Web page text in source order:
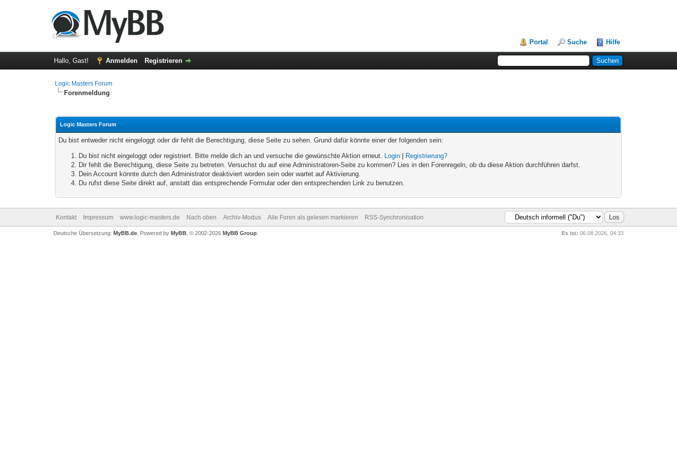
Portal Suche Hilfe
Hallo, Gast! Anmelden Registrieren
Logic Masters Forum
Forenmeldung
Logic Masters Forum
Du bist entweder nicht eingeloggt oder dir fehlt die Berechtigung, diese Seite zu sehen. Grund dafür könnte einer der folgenden sein:
Du bist nicht eingeloggt oder registriert. Bitte melde dich an und versuche die gewünschte Aktion erneut. Login
Registrierung?
Dir fehlt die Berechtigung, diese Seite zu betreten. Versuchst du auf eine Administratoren-Seite zu kommen? Lies in den Forenregeln, ob du diese Aktion durchführen darfst.
Dein Account könnte durch den Administrator deaktiviert worden sein oder wartet auf Aktivierung.
Du rufst diese Seite direkt auf, anstatt das entsprechende Formular oder den entsprechenden Link zu benutzen.
Kontakt Impressum www.logic-masters.de Nach oben Archiv-Modus Alle Foren als gelesen markieren RSS-Synchronisation
Es ist: 06.08.2026, 04:33
Deutsche Übersetzung: MyBB.de, Powered by MyBB, © 2002-2026 MyBB Group.